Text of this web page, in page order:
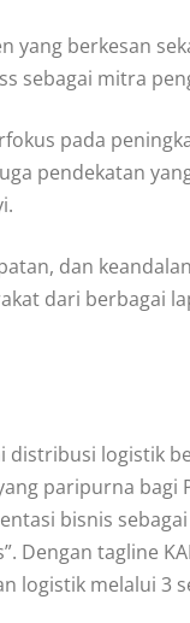
yang berkesan
sebagai mitra
pada
pendekatan
dan
dari berbagai
distribusi logistik
paripurna bagi
bisnis
Dengan tagline
logistik melalui 3